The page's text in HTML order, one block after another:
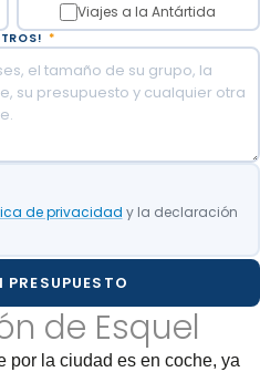
Viajes a la Antártida
*
de privacidad y la declaración
de Esquel
por la ciudad es en coche, ya